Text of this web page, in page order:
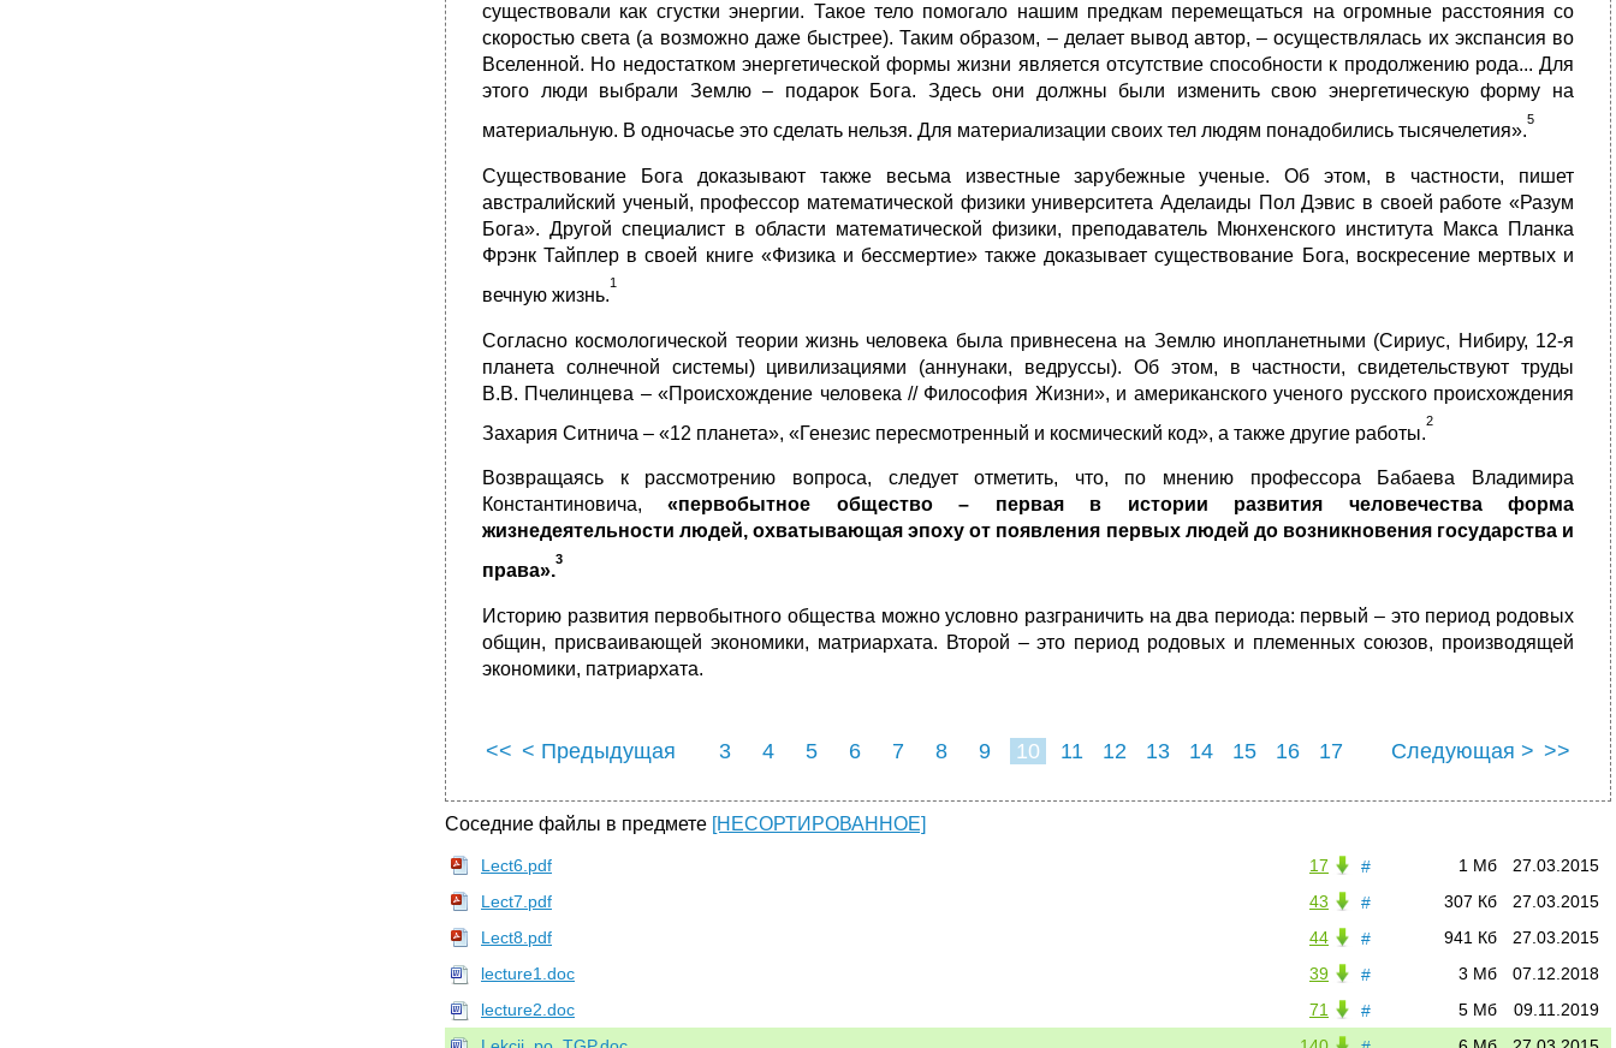
существовали как сгустки энергии. Такое тело помогало нашим предкам перемещаться на огромные расстояния со
скоростью света (а возможно даже быстрее). Таким образом, – делает вывод автор, – осуществлялась их экспансия во
Вселенной. Но недостатком энергетической формы жизни является отсутствие способности к продолжению рода... Для
этого люди выбрали Землю – подарок Бога. Здесь они должны были изменить свою энергетическую форму на
материальную. В одночасье это сделать нельзя. Для материализации своих тел людям понадобились тысячелетия».
5
Существование Бога доказывают также весьма известные зарубежные ученые. Об этом, в частности, пишет
австралийский ученый, профессор математической физики университета Аделаиды Пол Дэвис в своей работе «Разум
Бога». Другой специалист в области математической физики, преподаватель Мюнхенского института Макса Планка
Фрэнк Тайплер в своей книге «Физика и бессмертие» также доказывает существование Бога, воскресение мертвых и
вечную жизнь.
1
Согласно космологической теории жизнь человека была привнесена на Землю инопланетными (Сириус, Нибиру, 12-я
планета солнечной системы) цивилизациями (аннунаки, ведруссы). Об этом, в частности, свидетельствуют труды
В.В. Пчелинцева – «Происхождение человека // Философия Жизни», и американского ученого русского происхождения
Захария Ситнича – «12 планета», «Генезис пересмотренный и космический код», а также другие работы.
2
Возвращаясь к рассмотрению вопроса, следует отметить, что, по мнению профессора Бабаева Владимира
Константиновича,«первобытное общество– первая в истории развития человечества форма
жизнедеятельности людей, охватывающая эпоху от появления первых людей до возникновения государства и
права».
3
Историю развития первобытного общества можно условно разграничить на два периода: первый – это период родовых
общин, присваивающей экономики, матриархата. Второй – это период родовых и племенных союзов, производящей
экономики, патриархата.
<< < Предыдущая 3 4 5 6 7 8 9 10 11 12 13 14 15 16
17
Следующая > >>
Соседние файлы в предмете [НЕСОРТИРОВАННОЕ]
# 27.03.2015
1 Мб
17
Lect6.pdf
#
27.03.2015
307 Кб
43
Lect7.pdf
#
27.03.2015
941 Кб
44
Lect8.pdf
#
07.12.2018
3 Мб
39
lecture1.doc
#
09.11.2019
5 Мб
71
lecture2.doc